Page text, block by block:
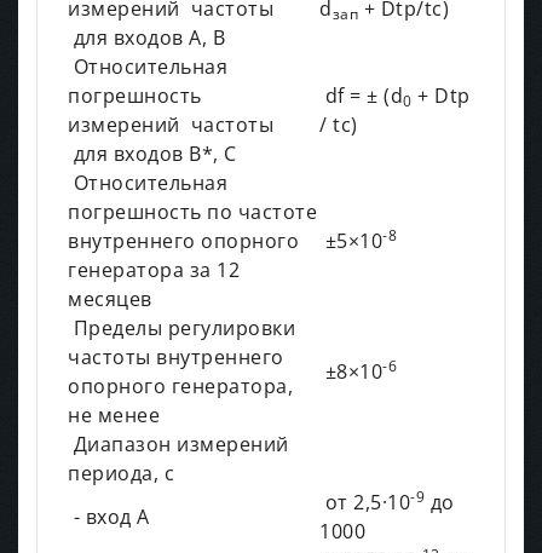
измерений частоты dзап + Dtp/tc)
для входов А, В
Относительная
погрешность
измерений частоты
df = ± (d0 + Dtp
/ tc)
для входов B*, C
Относительная
погрешность по частоте
внутреннего опорного
генератора за 12
месяцев
±5×10-8
Пределы регулировки
частоты внутреннего
опорного генератора,
не менее
±8×10-6
Диапазон измерений
периода, с
- вход А
от 2,5·10-9 до
1000